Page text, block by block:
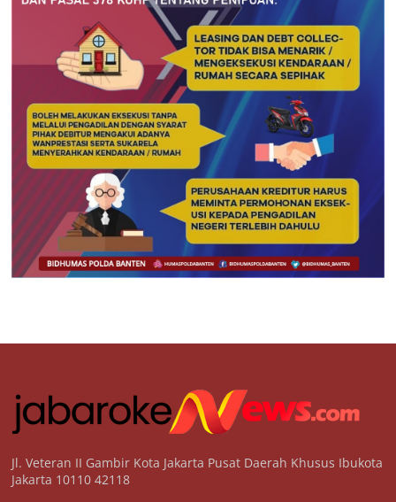
Jl. Veteran II Gambir Kota Jakarta Pusat Daerah Khusus Ibukota
Jakarta 10110 42118